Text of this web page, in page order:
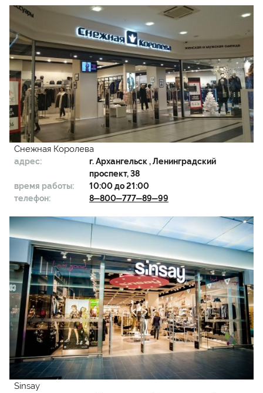
Снежная Королева
адрес: г.Архангельск, ​Ленинградский
проспект, 38
время работы:
10:00 до 21:00
телефон:
8‒800‒777‒89‒99
Sinsay